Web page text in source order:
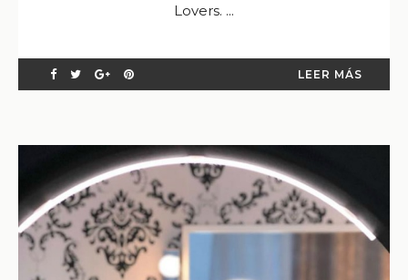
Lovers. ...
LEER MÁS